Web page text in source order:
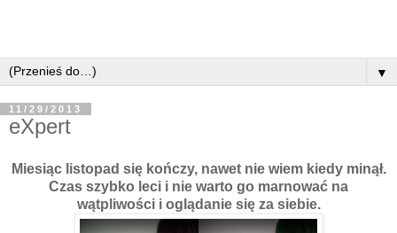
▼
11/29/2013
eXpert
Miesiąc listopad się kończy, nawet nie wiem kiedy minął.
Czas szybko leci i nie warto go marnować na
wątpliwości i oglądanie się za siebie.